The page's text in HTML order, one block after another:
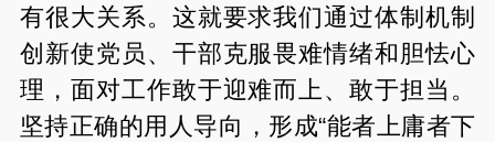
有很大关系。这就要求我们通过体制机制
创新使党员、干部克服畏难情绪和胆怯心
理，面对工作敢于迎难而上、敢于担当。
坚持正确的用人导向，形成“能者上庸者下